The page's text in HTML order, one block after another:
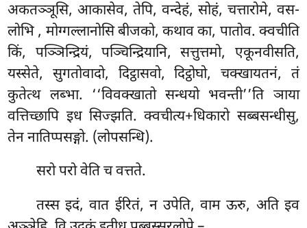
अकतञ्ञूसि, आकासेव, तेपि, वन्देहं, सोहं, चत्तारोमे, वस-
लोभि , मोग्गल्लानोसि बीजको, कथाव का, पातोव. क्वचीति
किं, पञ्ञिन्द्रियं, पञ्चिन्द्रियानि, सत्तुत्तमो, एकूनवीसति,
यस्सेते, सुगतोवादो, दिट्ठासवो, दिट्ठोघो, चक्खायतनं, तं
कुतेत्थ लब्भा. ‘‘विवक्खातो सन्धयो भवन्ती’’ति ञाया
वत्तिच्छापि इध सिज्झति. क्वचीत्य+धिकारो सब्बसन्धीसु,
तेन नातिप्पसङ्गो. (लोपसन्धि).
सरो परो वेति च वत्तते.
तस्स इदं, वात ईरितं, न उपेति, वाम ऊरु, अति इव